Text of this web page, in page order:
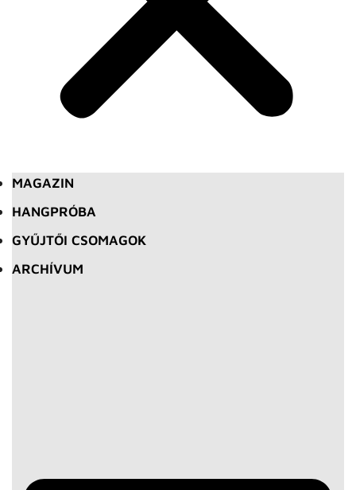
MAGAZIN
HANGPRÓBA
GYŰJTŐI CSOMAGOK
ARCHÍVUM